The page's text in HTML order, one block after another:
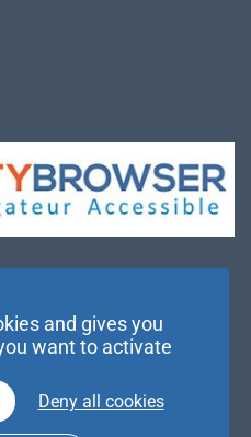
and gives you
want to activate
Deny all cookies